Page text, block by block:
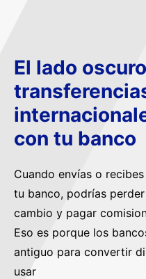
El lado
con tu banco
Cuando envías o
tu banco, podrías
cambio y pagar
Eso es porque los
antiguo para convertir
usar